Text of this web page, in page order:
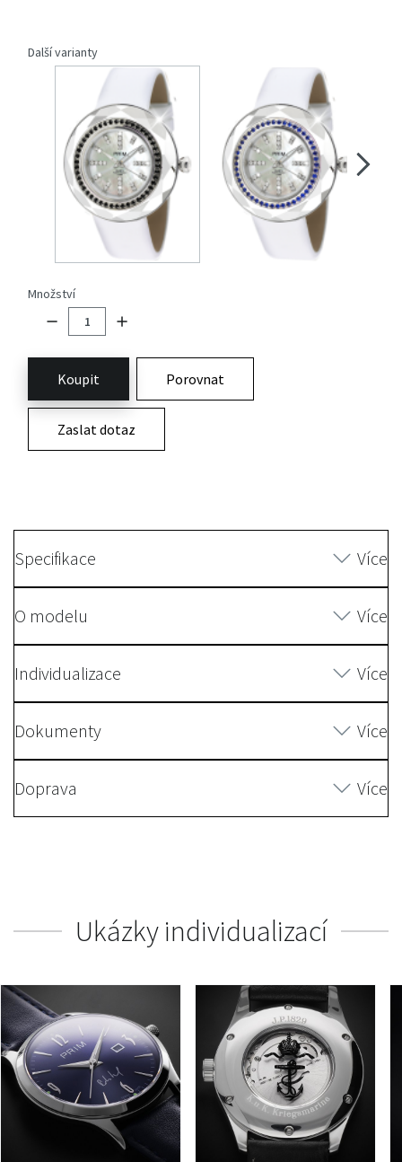
Další varianty
Množství
Koupit Porovnat
Zaslat dotaz
Specifikace Více
O modelu Více
Individualizace Více
Dokumenty Více
Doprava Více
Ukázky individualizací